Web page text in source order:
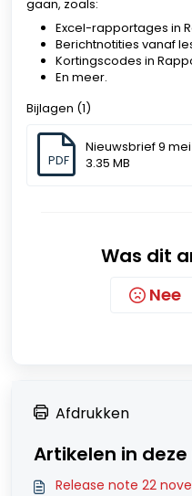
gaan, zoals:
Excel-rapportages in
Berichtnotities vanaf
Kortingscodes in
En meer.
Bijlagen (1)
PDF
Nieuwsbrief 9
3.35 MB
Was dit
Nee
Afdrukken
Artikelen in
Release note 22